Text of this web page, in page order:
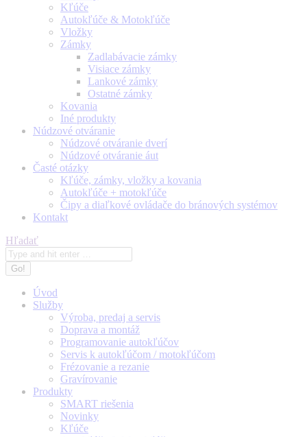
Kľúče
Autokľúče & Motokľúče
Vložky
Zámky
Zadlabávacie zámky
Visiace zámky
Lankové zámky
Ostatné zámky
Kovania
Iné produkty
Núdzové otváranie
Núdzové otváranie dverí
Núdzové otváranie áut
Časté otázky
Kľúče, zámky, vložky a kovania
Autokľúče + motokľúče
Čipy a diaľkové ovládače do bránových systémov
Kontakt
Search:
Hľadať
Úvod
Služby
Výroba, predaj a servis
Doprava a montáž
Programovanie autokľúčov
Servis k autokľúčom / motokľúčom
Frézovanie a rezanie
Gravírovanie
Produkty
SMART riešenia
Novinky
Kľúče